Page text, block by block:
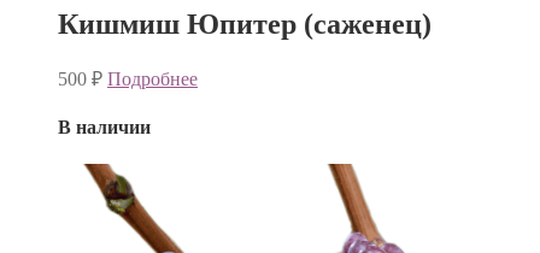
Кишмиш Юпитер (саженец)
500 ₽ Подробнее
В наличии